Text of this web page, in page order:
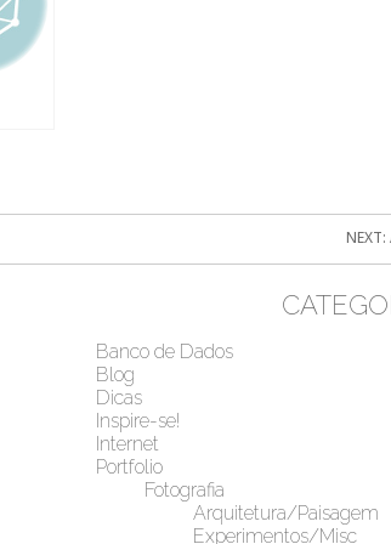
NEXT:
Banco de Dados
Blog
Dicas
Inspire-se!
Internet
Portfolio
Fotografia
Arquitetura/Paisagem
Experimentos/Misc